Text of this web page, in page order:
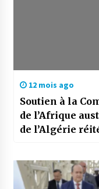
12 mois ago
Soutien à la
de l’Afrique
de l’Algérie